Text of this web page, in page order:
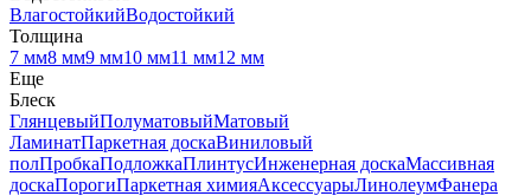
ВлагостойкийВодостойкий
Толщина
7 мм8 мм9 мм10 мм11 мм12 мм
Еще
Блеск
ГлянцевыйПолуматовыйМатовый
ЛаминатПаркетная доскаВиниловый
полПробкаПодложкаПлинтусИнженерная доскаМассивная
доскаПорогиПаркетная химияАксессуарыЛинолеумФанера